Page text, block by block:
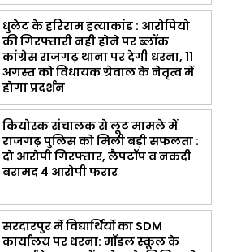
धुलेट के हरिराम हत्याकांड : आरोपियो
की गिरफ्तारी नही होने पर ब्लॉक
कांग्रेस राजगढ़ थाना पर देगी धरना, 11
अगस्त को विधायक ग्रेवाल के नेतृत्व में
होगा प्रदर्शन
कियोस्क संचालक से लूट मामले में
राजगढ़ पुलिस को मिली बड़ी सफलता :
दो आरोपी गिरफ्तार, लैपटॉप व नकदी
बरामद 4 आरोपी फरार
सरदारपुर में विद्यार्थियों का SDM
कार्यालय पर धरना: मॉडल स्कूल के